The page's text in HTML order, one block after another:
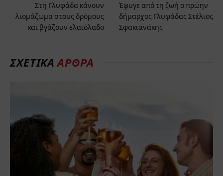
Στη Γλυφάδα κάνουν
λιομάζωμα στους δρόμους
και βγάζουν ελαιόλαδο
Έφυγε από τη ζωή ο πρώην
δήμαρχος Γλυφάδας Στέλιος
Σφακιανάκης
ΣΧΕΤΙΚΑΑΡΘΡΑ